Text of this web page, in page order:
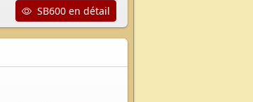
SB600 en détail